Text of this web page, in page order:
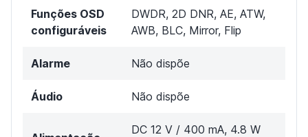
Funções OSD
configuráveis
DWDR, 2D DNR, AE, ATW,
AWB, BLC, Mirror, Flip
Alarme Não dispõe
Áudio Não dispõe
DC 12 V / 400 mA, 4.8 W